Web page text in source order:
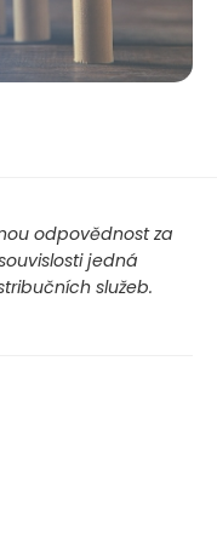
odpovědnost za
jedná
služeb.